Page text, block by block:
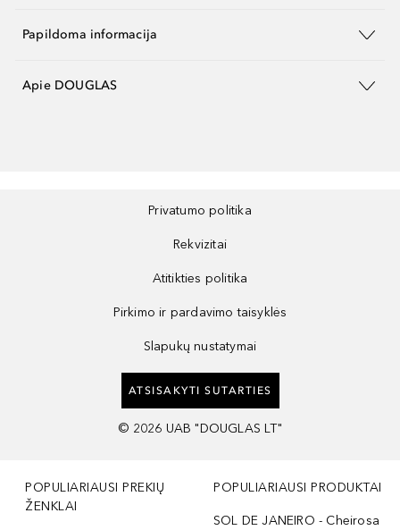
Papildoma informacija
Apie DOUGLAS
Privatumo politika
Rekvizitai
Atitikties politika
Pirkimo ir pardavimo taisyklės
Slapukų nustatymai
ATSISAKYTI SUTARTIES
© 2026 UAB "DOUGLAS LT"
POPULIARIAUSI PREKIŲ
ŽENKLAI
POPULIARIAUSI PRODUKTAI
SOL DE JANEIRO - Cheirosa